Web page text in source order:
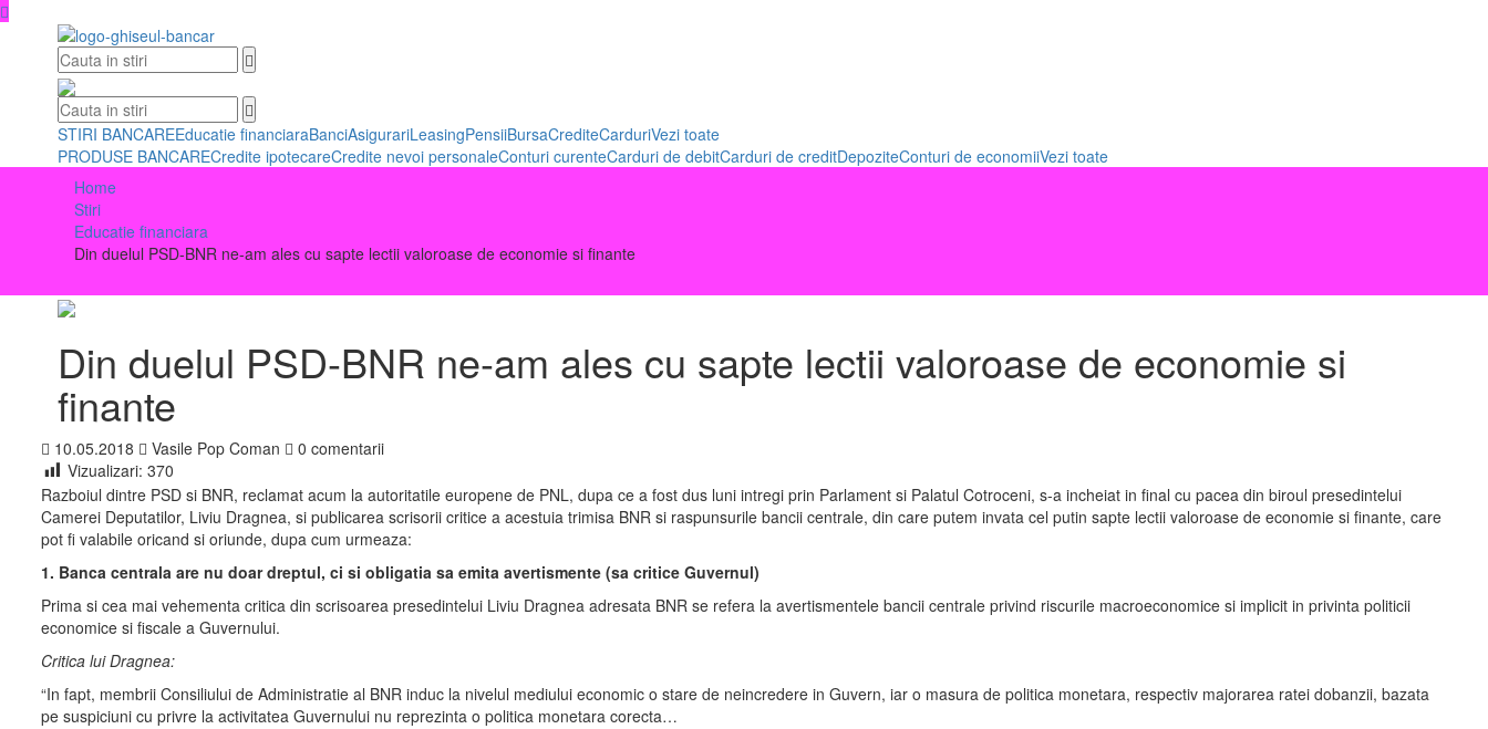
Skip
STIRI BANCAREEducatie financiaraBanciAsigurariLeasingPensiiBursaCrediteCarduriVezi toate
PRODUSE BANCARECredite ipotecareCredite nevoi personaleConturi curenteCarduri de debitCarduri de creditDepoziteConturi de economiiVezi toate
Home
Stiri
Educatie financiara
Din duelul PSD-BNR ne-am ales cu sapte lectii valoroase de economie si finante
Din duelul PSD-BNR ne-am ales cu sapte lectii valoroase de economie si
finante
10.05.2018 Vasile Pop Coman
0 comentarii
Vizualizari: 370
Razboiul dintre PSD si BNR, reclamat acum la autoritatile europene de PNL, dupa ce a fost dus luni intregi prin Parlament si Palatul Cotroceni, s-a incheiat in final cu pacea din biroul presedintelui
Camerei Deputatilor, Liviu Dragnea, si publicarea scrisorii critice a acestuia trimisa BNR si raspunsurile bancii centrale, din care putem invata cel putin sapte lectii valoroase de economie si finante, care
pot fi valabile oricand si oriunde, dupa cum urmeaza:
1. Banca centrala are nu doar dreptul, ci si obligatia sa emita avertismente (sa critice Guvernul)
Prima si cea mai vehementa critica din scrisoarea presedintelui Liviu Dragnea adresata BNR se refera la avertismentele bancii centrale privind riscurile macroeconomice si implicit in privinta politicii
economice si fiscale a Guvernului.
Critica lui Dragnea:
“In fapt, membrii Consiliului de Administratie al BNR induc la nivelul mediului economic o stare de neincredere in Guvern, iar o masura de politica monetara, respectiv majorarea ratei dobanzii, bazata
pe suspiciuni cu privre la activitatea Guvernului nu reprezinta o politica monetara corecta…